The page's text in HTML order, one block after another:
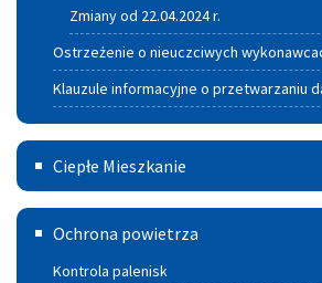
Zmiany od 22.04.2024 r.
Ostrzeżenie o nieuczciwych
Klauzule informacyjne o przetwarzaniu
Ciepłe
Mieszkanie
Ciepłe Mieszkanie
Deklaracja
CEEB
Ochrona powietrza
Kontrola palenisk